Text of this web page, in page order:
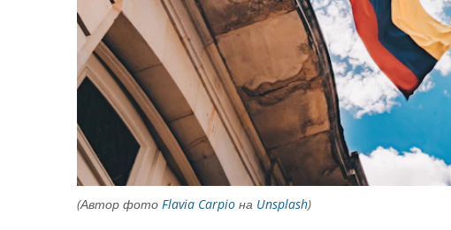
(Автор фото Flavia Carpio на Unsplash)